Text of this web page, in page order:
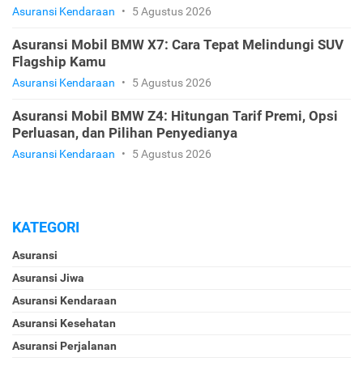
Asuransi Kendaraan • 5 Agustus 2026
Asuransi Mobil BMW X7: Cara Tepat Melindungi SUV
Flagship Kamu
Asuransi Kendaraan • 5 Agustus 2026
Asuransi Mobil BMW Z4: Hitungan Tarif Premi, Opsi
Perluasan, dan Pilihan Penyedianya
Asuransi Kendaraan • 5 Agustus 2026
KATEGORI
Asuransi
Asuransi Jiwa
Asuransi Kendaraan
Asuransi Kesehatan
Asuransi Perjalanan